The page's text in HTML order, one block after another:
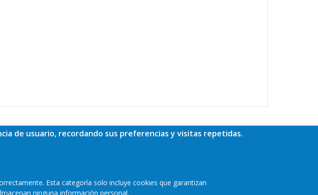
de usuario, recordando sus preferencias y visitas repetidas.
Esta categoría solo incluye cookies que garantizan
ninguna información personal.